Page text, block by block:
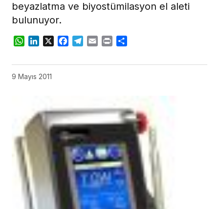
beyazlatma ve biyostümilasyon el aleti
bulunuyor.
WhatsApp
LinkedIn
X Facebook
Telegram
Email Print
9 Mayıs 2011